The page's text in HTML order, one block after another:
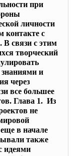
при
личности
контакте с
В связи с этим
творческий
знаниями и
через
все большее
Глава 1. Из
не
в начале
также
идеями